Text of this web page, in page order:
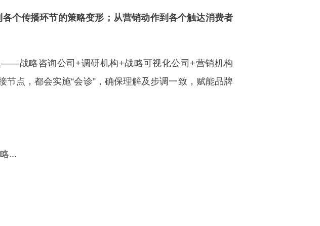
个传播环节的策略变形；从营销动作到各个触达消费者
战略咨询公司+调研机构+战略可视化公司+营销机构
点，都会实施“会诊”，确保理解及步调一致，赋能品牌
...‍‍‍